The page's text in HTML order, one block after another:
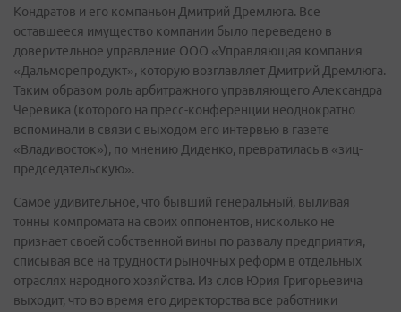
Кондратов и его компаньон Дмитрий Дремлюга. Все
оставшееся имущество компании было переведено в
доверительное управление ООО «Управляющая компания
«Дальморепродукт», которую возглавляет Дмитрий Дремлюга.
Таким образом роль арбитражного управляющего Александра
Черевика (которого на пресс-конференции неоднократно
вспоминали в связи с выходом его интервью в газете
«Владивосток»), по мнению Диденко, превратилась в «зиц-
председательскую».
Самое удивительное, что бывший генеральный, выливая
тонны компромата на своих оппонентов, нисколько не
признает своей собственной вины по развалу предприятия,
списывая все на трудности рыночных реформ в отдельных
отраслях народного хозяйства. Из слов Юрия Григорьевича
выходит, что во время его директорства все работники